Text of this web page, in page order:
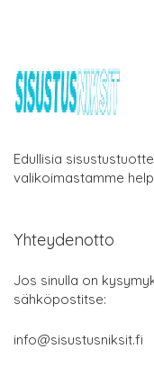
Edullisia
valikoimastamme
Yhteydenotto
Jos sinulla on
sähköpostitse:
info@sisustusniksit.fi